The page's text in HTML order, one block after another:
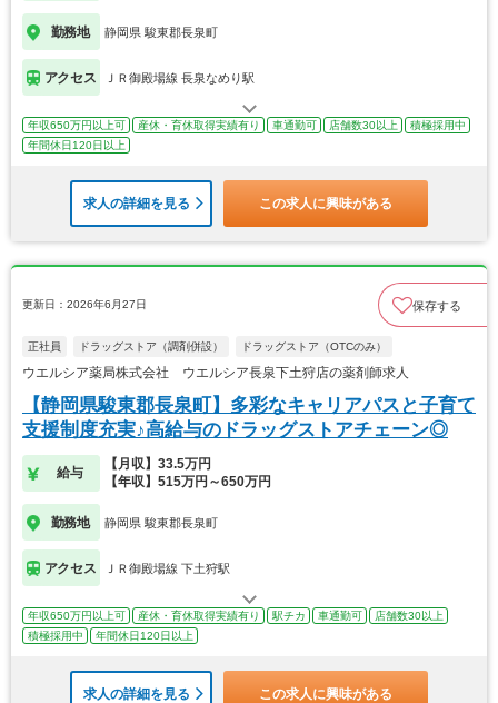
勤務地 静岡県 駿東郡長泉町
アクセス ＪＲ御殿場線 長泉なめり駅
年収650万円以上可 産休・育休取得実績有り 車通勤可 店舗数30以上
積極採用中
年間休日120日以上
求人の詳細を見る この求人に興味がある
更新日：2026年6月27日 保存する
正社員 ドラッグストア（調剤併設） ドラッグストア（OTCのみ）
ウエルシア薬局株式会社 ウエルシア長泉下土狩店の薬剤師求人
【静岡県駿東郡長泉町】多彩なキャリアパスと子育て
支援制度充実♪高給与のドラッグストアチェーン◎
給与
【月収】33.5万円
【年収】515万円～650万円
勤務地 静岡県 駿東郡長泉町
アクセス ＪＲ御殿場線 下土狩駅
年収650万円以上可 産休・育休取得実績有り 駅チカ 車通勤可
店舗数30以上
積極採用中
年間休日120日以上
求人の詳細を見る この求人に興味がある